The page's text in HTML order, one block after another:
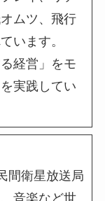
ムツ、飛行
います。
経営」をモ
実践してい
間衛星放送局
音楽など世